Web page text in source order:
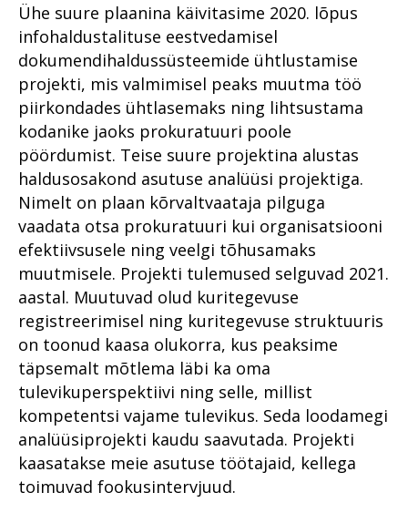
Prokuratuuri tegevuse
ülevaade numbrites
Kannatanu kohtlemise parim
praktika
Vägivallakuritegudes
kannatanutele riigipoolse toe
pakkumine
Korduvates
vägivallakuritegudes
kokkuleppemenetluses
mõistetud karistuste analüüs
Teekond tänaseni
Eesti suusatajate
aadrilaskmine Austrias
Algab rahapesuskandaal
Fentanüüli kadumine
Eestist
Prokuratuur esitas
süüdistuse Edgar
Savisaarele
Üks vaade Eesti
organiseeritud kuritegevuse
hetkeseisule
Organiseeritud kuritegevus
kaardil
Võitlus kuritegevusega Tartu
vanglas
Narkoreidid Virumaal on end
õigustanud
Prokuratuuri väärtused ja
strateegilised eesmärgid
Prokuratuuri tegevus 2018.
aastal
Lähisuhtevägivalla
kuritegudes läbiviidud
kriminaalmenetluste analüüs
Üldmenetluse süüdistusaktide
analüüs
Õiguslikud probleemid
psühhiaatrilise sundravi
kohaldamise menetluses
Olukorrast riigis: Kuningas on
surnud. Elagu kuningas?
Digitaalse menetluse tulevik
Kannatanu kohtlemine
kriminaalmenetluses
Menetlusökonoomia
põhimõtted
Pärnu pilootprojekti
õppetunnid
pöördumine
Prokuratuuri väärtused ja
strateegilised eesmärgid
Prokuratuuri tegevuse 2017.
aasta ülevaade
Prokuratuuri aasta numbrites
Ühtse kohtlemis- ja
karistuspraktika kokkulepped
Kogukonnaprokurör - kes ta
on?
Põhja Ringkonnaprokuratuur
Viru Ringkonnaprokuratuur
Lõuna Ringkonnaprokuratuur
Lääne Ringkonnaprokuratuur
Süüdistusosakond
Järelevalveosakond
Jälitus ja ekspertiisid
looduskaitse teenistuses
Peaprokuröri pöördumine
Prokuratuuri aasta numbrites
Põhja Ringkonnaprokuratuur
Viru Ringkonnaprokuratuur
Lääne Ringkonnaprokuratuur
Lõuna Ringkonnaprokuratuur
Kuritegevuse vastased
prioriteedid
Rahvusvaheline koostöö
Siseriiklik koostöö võrgustike
raames
Süüdistusosakond
Järelevalveosakond
Aasta prokurör ja aasta
ametnik
Prokuratuuri tegevuse
ülevaade 2016. aastal
Ühe suure plaanina käivitasime 2020. lõpus
infohaldustalituse eestvedamisel
dokumendihaldussüsteemide ühtlustamise
projekti, mis valmimisel peaks muutma töö
piirkondades ühtlasemaks ning lihtsustama
kodanike jaoks prokuratuuri poole
pöördumist. Teise suure projektina alustas
haldusosakond asutuse analüüsi projektiga.
Nimelt on plaan kõrvaltvaataja pilguga
vaadata otsa prokuratuuri kui organisatsiooni
efektiivsusele ning veelgi tõhusamaks
muutmisele. Projekti tulemused selguvad 2021.
aastal. Muutuvad olud kuritegevuse
registreerimisel ning kuritegevuse struktuuris
on toonud kaasa olukorra, kus peaksime
täpsemalt mõtlema läbi ka oma
tulevikuperspektiivi ning selle, millist
kompetentsi vajame tulevikus. Seda loodamegi
analüüsiprojekti kaudu saavutada. Projekti
kaasatakse meie asutuse töötajaid, kellega
toimuvad fookusintervjuud.